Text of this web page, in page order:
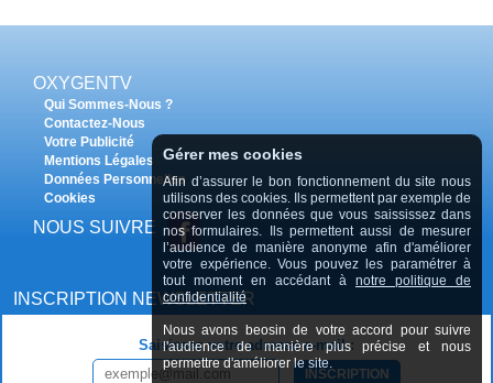
OXYGENTV
Qui Sommes-Nous ?
Contactez-Nous
Votre Publicité
Mentions Légales
Données Personnelles
Cookies
NOUS SUIVRE
INSCRIPTION NEWSLETTER
Saisissez votre adresse e-mail :
INSCRIPTION
Gérer mes cookies
Afin d’assurer le bon fonctionnement du site nous
utilisons des cookies. Ils permettent par exemple de
conserver les données que vous saississez dans
nos formulaires. Ils permettent aussi de mesurer
l’audience de manière anonyme afin d'améliorer
votre expérience. Vous pouvez les paramétrer à
tout moment en accédant à notre politique de
confidentialité
Nous avons beosin de votre accord pour suivre
l'audience de manière plus précise et nous
permettre d'améliorer le site.